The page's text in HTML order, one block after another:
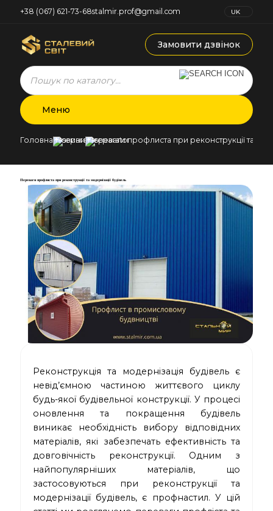
+38 (067) 621-73-68stalmir.prof@gmail.com
UK
Замовити дзвінок
Products
search
Меню
Головна Новини Переваги профлиста при реконструкції та
Переваги профлиста при реконструкції та модернізації будівель
Реконструкція та модернізація будівель є
невід’ємною частиною життєвого циклу
будь-якої будівельної конструкції. У процесі
оновлення та покращення будівель
виникає необхідність вибору відповідних
матеріалів, які забезпечать ефективність та
довговічність реконструкції. Одним з
найпопулярніших матеріалів, що
застосовуються при реконструкції та
модернізації будівель, є профнастил. У цій